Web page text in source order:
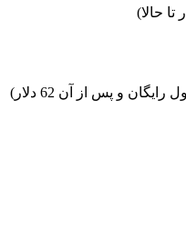
و پس از آن 62 دلار)